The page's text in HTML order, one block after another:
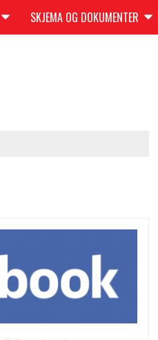
SKJEMA OG DOKUMENTER